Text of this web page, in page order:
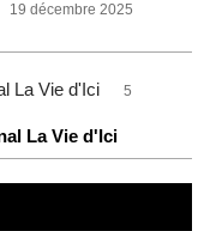
19 décembre 2025
5
La Vie d'Ici